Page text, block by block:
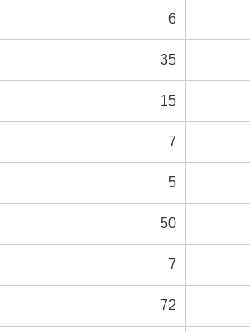
6
35
15
7
5
50
7
72